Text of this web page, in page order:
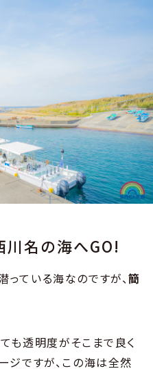
川名の海へGO!
ている海なのですが、簡
も透明度がそこまで良く
ジですが、この海は全然